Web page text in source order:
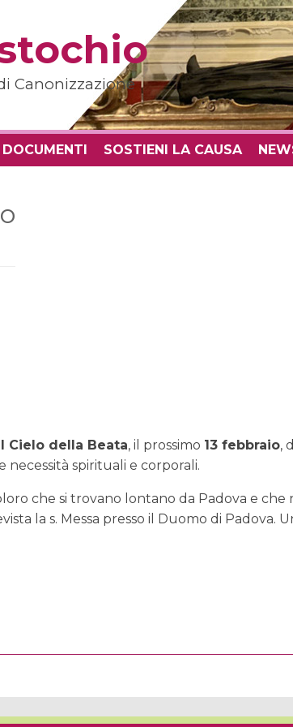
Canonizzazione
DOCUMENTI SOSTIENI LA CAUSA
Cielo della Beata, il prossimo 13 febbraio,
necessità spirituali e corporali.
che si trovano lontano da Padova e che
la s. Messa presso il Duomo di Padova.